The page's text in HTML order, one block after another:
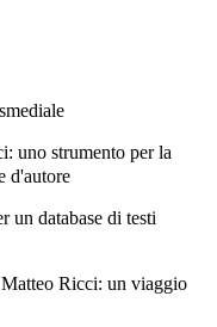
uno strumento per la
d'autore
un database di testi
Ricci: un viaggio